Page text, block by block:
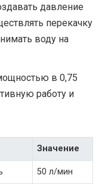
давление
перекачку
воду на
в 0,75
работу и
Значение
50 л/мин